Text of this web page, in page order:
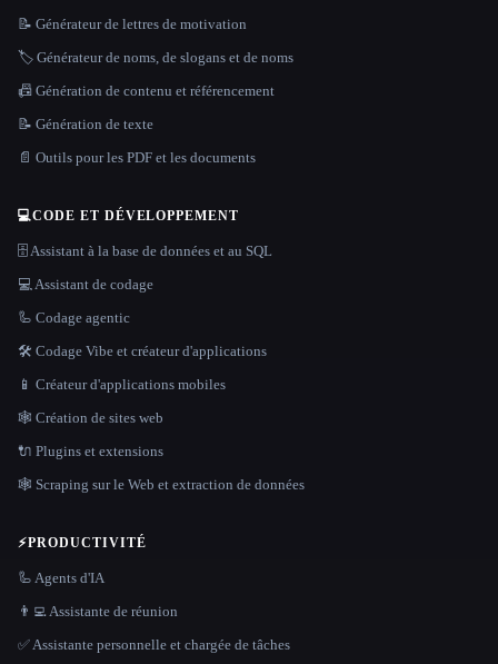
📝 Générateur de lettres de motivation
🏷️ Générateur de noms, de slogans et de noms
📠 Génération de contenu et référencement
📝 Génération de texte
📄 Outils pour les PDF et les documents
💻CODE ET DÉVELOPPEMENT
🗄️ Assistant à la base de données et au SQL
💻 Assistant de codage
🦾 Codage agentic
🛠️ Codage Vibe et créateur d'applications
📱 Créateur d'applications mobiles
🕸 Création de sites web
🔌 Plugins et extensions
🕸️ Scraping sur le Web et extraction de données
⚡PRODUCTIVITÉ
🦾 Agents d'IA
👨‍💻 Assistante de réunion
✅ Assistante personnelle et chargée de tâches